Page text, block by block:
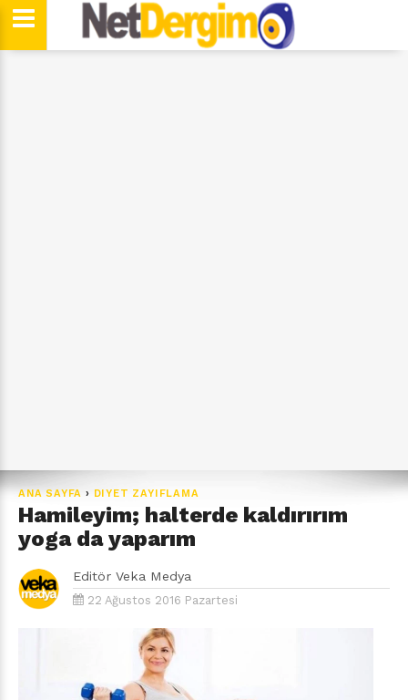
ANA SAYFA › DIYET ZAYIFLAMA
Hamileyim; halterde kaldırırım
yoga da yaparım
Editör Veka Medya
22 Ağustos 2016 Pazartesi